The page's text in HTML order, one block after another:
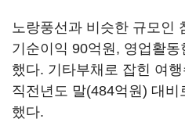
노랑풍선과 비슷한 규모인
기순이익 90억원, 영업활
했다. 기타부채로 잡힌 여
직전년도 말(484억원) 대
했다.